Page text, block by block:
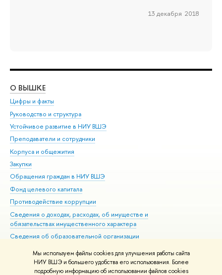
Мы используем файлы cookies для улучшения работы сайта
НИУ ВШЭ и большего удобства его использования. Более
подробную информацию об использовании файлов cookies
13 декабря 2018
О ВЫШКЕ
Цифры и факты
Руководство и структура
Устойчивое развитие в НИУ ВШЭ
Преподаватели и сотрудники
Корпуса и общежития
Закупки
Обращения граждан в НИУ ВШЭ
Фонд целевого капитала
Противодействие коррупции
Сведения о доходах, расходах, об имуществе и
обязательствах имущественного характера
Сведения об образовательной организации
Людям с ограниченными возможностями здоровья
Единая платежная страница